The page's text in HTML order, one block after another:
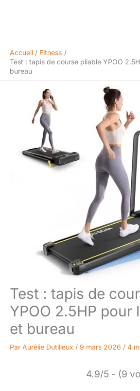
Accueil
Fitness
Test : tapis de course pliable YPOO
bureau
Test : tapis de
YPOO 2.5HP pour
et bureau
Par Aurélie Dutilleux / 9 mars 2026 / 4
4.9/5 - (9